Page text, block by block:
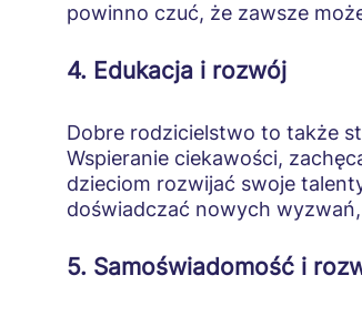
powinno czuć, że zawsze
4. Edukacja i rozwój
Dobre rodzicielstwo to także
Wspieranie ciekawości,
dzieciom rozwijać swoje
doświadczać nowych
5. Samoświadomość i